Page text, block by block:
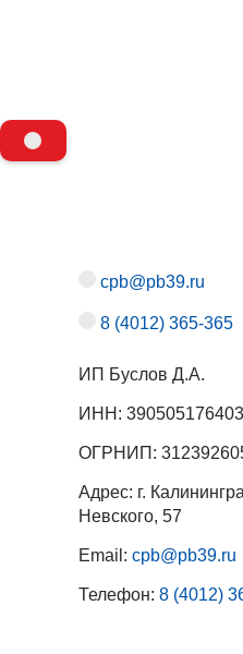
cpb@pb39.ru
8 (4012) 365-365
ИП Буслов Д.А.
ИНН: 390505176403
ОГРНИП:
Адрес: г.
Невского, 57
Email: cpb@pb39.ru
Телефон: 8 (4012)